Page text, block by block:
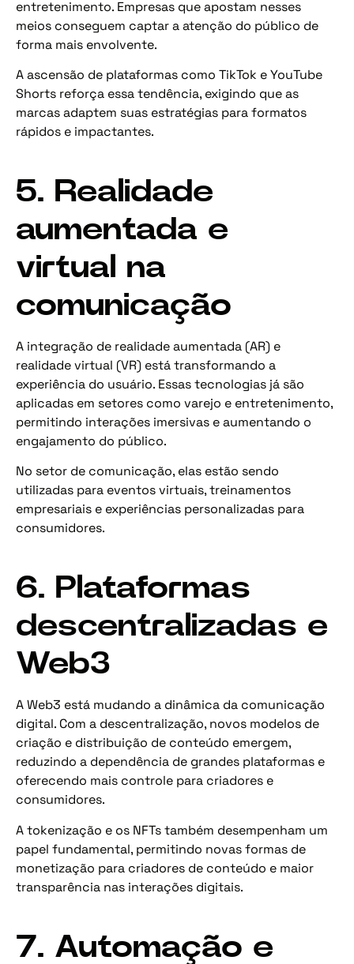
entretenimento. Empresas que apostam nesses
meios conseguem captar a atenção do público de
forma mais envolvente.
A ascensão de plataformas como TikTok e YouTube
Shorts reforça essa tendência, exigindo que as
marcas adaptem suas estratégias para formatos
rápidos e impactantes.
5. Realidade
aumentada e
virtual na
comunicação
A integração de realidade aumentada (AR) e
realidade virtual (VR) está transformando a
experiência do usuário. Essas tecnologias já são
aplicadas em setores como varejo e entretenimento,
permitindo interações imersivas e aumentando o
engajamento do público.
No setor de comunicação, elas estão sendo
utilizadas para eventos virtuais, treinamentos
empresariais e experiências personalizadas para
consumidores.
6. Plataformas
descentralizadas e
Web3
A Web3 está mudando a dinâmica da comunicação
digital. Com a descentralização, novos modelos de
criação e distribuição de conteúdo emergem,
reduzindo a dependência de grandes plataformas e
oferecendo mais controle para criadores e
consumidores.
A tokenização e os NFTs também desempenham um
papel fundamental, permitindo novas formas de
monetização para criadores de conteúdo e maior
transparência nas interações digitais.
7. Automação e